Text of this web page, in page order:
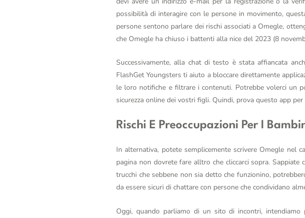
possibilità di interagire con le persone in movimento,
persone sentono parlare dei rischi associati a Omegle,
che Omegle ha chiuso i battenti alla nice del 2023 (8
Successivamente, alla chat di testo è stata affiancata
FlashGet Youngsters ti aiuto a bloccare direttamente
le loro notifiche e filtrare i contenuti. Potrebbe volerci un
sicurezza online dei vostri figli. Quindi, prova questo app
Rischi E Preoccupazioni Per I
In alternativa, potete semplicemente scrivere Omegle nel
pagina non dovrete fare alltro che cliccarci sopra.
trucchi che sebbene non sia detto che funzionino,
da essere sicuri di chattare con persone che condividano
Oggi, quando parliamo di un sito di incontri,